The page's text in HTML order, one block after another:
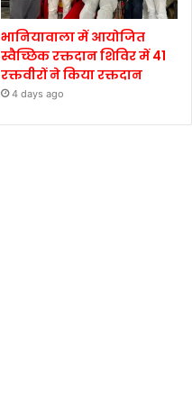
भानियावाला में आयोजित
स्वैच्छिक रक्तदान शिविर में 41
रक्तवीरों ने किया रक्तदान
4 days ago